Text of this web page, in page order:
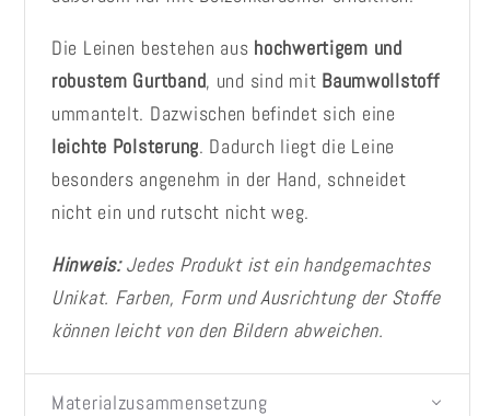
Die Leinen bestehen aus hochwertigem und
robustem Gurtband, und sind mit Baumwollstoff
ummantelt. Dazwischen befindet sich eine
leichte Polsterung. Dadurch liegt die Leine
besonders angenehm in der Hand, schneidet
nicht ein und rutscht nicht weg.
Hinweis:Jedes Produkt ist ein handgemachtes
Unikat. Farben, Form und Ausrichtung der Stoffe
können leicht von den Bildern abweichen.
Materialzusammensetzung